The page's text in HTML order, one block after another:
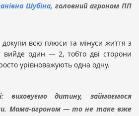
Шубіна, головний агроном ПП
докупи всю плюси та мінуси життя з
вийде один — 2, тобто дві сторони
урівноважують одна одну.
виховуємо дитину, займаємося
Мама-агроном — то не таке вже